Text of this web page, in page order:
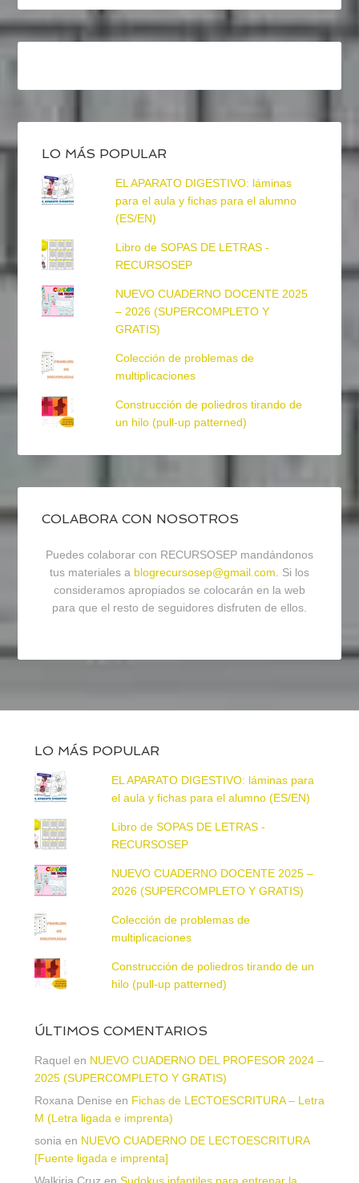
LO MÁS POPULAR
EL APARATO DIGESTIVO: láminas
para el aula y fichas para el alumno
(ES/EN)
Libro de SOPAS DE LETRAS -
RECURSOSEP
NUEVO CUADERNO DOCENTE 2025
– 2026 (SUPERCOMPLETO Y
GRATIS)
Colección de problemas de
multiplicaciones
Construcción de poliedros tirando de
un hilo (pull-up patterned)
COLABORA CON NOSOTROS
Puedes colaborar con RECURSOSEP mandándonos
tus materiales a blogrecursosep@gmail.com. Si los
consideramos apropiados se colocarán en la web
para que el resto de seguidores disfruten de ellos.
LO MÁS POPULAR
EL APARATO DIGESTIVO: láminas para
el aula y fichas para el alumno (ES/EN)
Libro de SOPAS DE LETRAS -
RECURSOSEP
NUEVO CUADERNO DOCENTE 2025 –
2026 (SUPERCOMPLETO Y GRATIS)
Colección de problemas de
multiplicaciones
Construcción de poliedros tirando de un
hilo (pull-up patterned)
ÚLTIMOS COMENTARIOS
Raquel en NUEVO CUADERNO DEL PROFESOR 2024 –
2025 (SUPERCOMPLETO Y GRATIS)
Roxana Denise en Fichas de LECTOESCRITURA – Letra
M (Letra ligada e imprenta)
sonia en NUEVO CUADERNO DE LECTOESCRITURA
[Fuente ligada e imprenta]
Walkiria Cruz en Sudokus infantiles para entrenar la